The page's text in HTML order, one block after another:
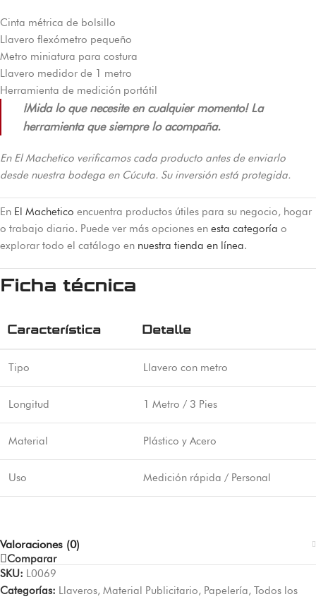
Cinta métrica de bolsillo
Llavero flexómetro pequeño
Metro miniatura para costura
Llavero medidor de 1 metro
Herramienta de medición portátil
¡Mida lo que necesite en cualquier momento! La
herramienta que siempre lo acompaña.
En El Machetico verificamos cada producto antes de enviarlo
desde nuestra bodega en Cúcuta. Su inversión está protegida.
En El Machetico encuentra productos útiles para su negocio, hogar
o trabajo diario. Puede ver más opciones en esta categoría o
explorar todo el catálogo en nuestra tienda en línea.
Ficha técnica
Característica Detalle
Tipo Llavero con metro
Longitud 1 Metro / 3 Pies
Material Plástico y Acero
Uso Medición rápida / Personal
Valoraciones (0)
Comparar
SKU: L0069
Categorías: Llaveros, Material Publicitario, Papelería, Todos los